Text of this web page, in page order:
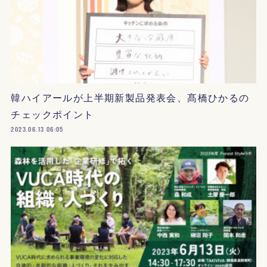
韓ハイアールが上半期新製品発表会、髙橋ひかるの
チェックポイント
2023.06.13 06:05